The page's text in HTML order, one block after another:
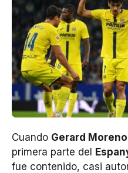
Cuando Gerard Moreno
primera parte del
fue contenido, casi